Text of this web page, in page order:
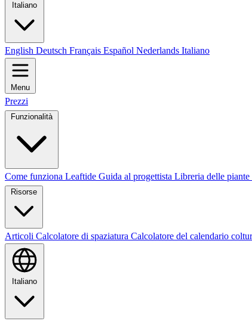
Italiano
English Deutsch Français Español Nederlands Italiano
Menu
Prezzi
Funzionalità
Come funziona Leaftide Guida al progettista Libreria delle piante
Risorse
Articoli Calcolatore di spaziatura Calcolatore del calendario
Italiano